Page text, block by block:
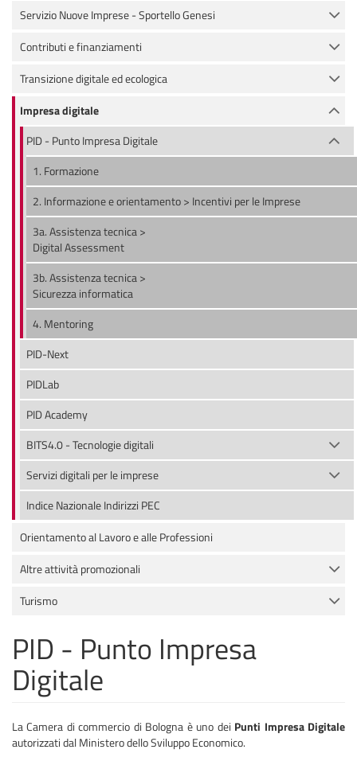
Servizio Nuove Imprese - Sportello Genesi
Contributi e finanziamenti
Transizione digitale ed ecologica
Impresa digitale
PID - Punto Impresa Digitale
1. Formazione
2. Informazione e orientamento > Incentivi per le Imprese
3a. Assistenza tecnica >
Digital Assessment
3b. Assistenza tecnica >
Sicurezza informatica
4. Mentoring
PID-Next
PIDLab
PID Academy
BITS4.0 - Tecnologie digitali
Servizi digitali per le imprese
Indice Nazionale Indirizzi PEC
Orientamento al Lavoro e alle Professioni
Altre attività promozionali
Turismo
PID - Punto Impresa
Digitale
La Camera di commercio di Bologna è uno dei Punti Impresa Digitale
autorizzati dal Ministero dello Sviluppo Economico.